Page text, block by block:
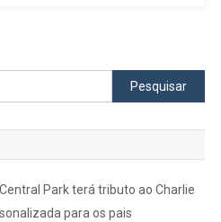
Pesquisar
por:
Park terá tributo ao Charlie
para os pais